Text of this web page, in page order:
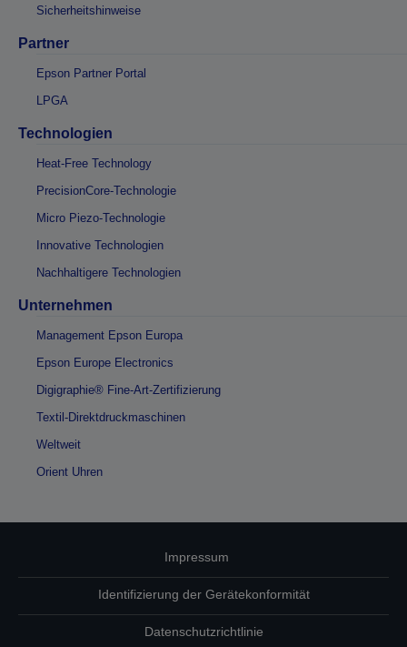
Sicherheitshinweise
Partner
Epson Partner Portal
LPGA
Technologien
Heat-Free Technology
PrecisionCore-Technologie
Micro Piezo-Technologie
Innovative Technologien
Nachhaltigere Technologien
Unternehmen
Management Epson Europa
Epson Europe Electronics
Digigraphie® Fine-Art-Zertifizierung
Textil-Direktdruckmaschinen
Weltweit
Orient Uhren
Impressum
Identifizierung der Gerätekonformität
Datenschutzrichtlinie